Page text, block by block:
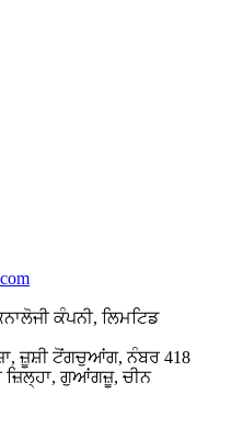
ਕੰਪਨੀ, ਲਿਮਟਿਡ
ਜ਼ੂਸ਼ੀ ਟੋਂਗਚੁਆਂਗ, ਨੰਬਰ 418
ਗੁਆਂਗਜ਼ੂ, ਚੀਨ